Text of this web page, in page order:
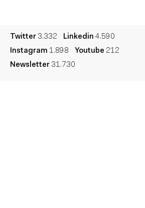
Twitter 3.332 Linkedin 4.590
Instagram 1.898 Youtube 212
Newsletter 31.730